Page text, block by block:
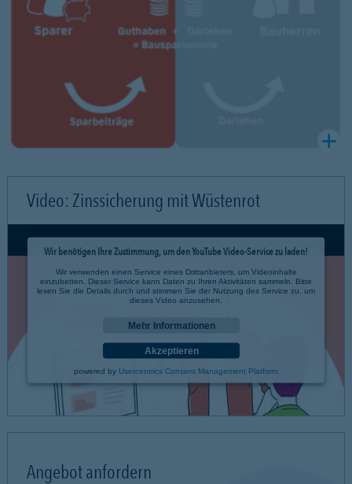
Video: Zinssicherung mit Wüstenrot
Wir benötigen Ihre Zustimmung, um den YouTube Video-Service zu laden!
Wir verwenden einen Service eines Drittanbieters, um Videoinhalte
einzubetten. Dieser Service kann Daten zu Ihren Aktivitäten sammeln. Bitte
lesen Sie die Details durch und stimmen Sie der Nutzung des Service zu, um
dieses Video anzusehen.
Mehr Informationen
Akzeptieren
powered by Usercentrics Consent Management Platform
Angebot anfordern